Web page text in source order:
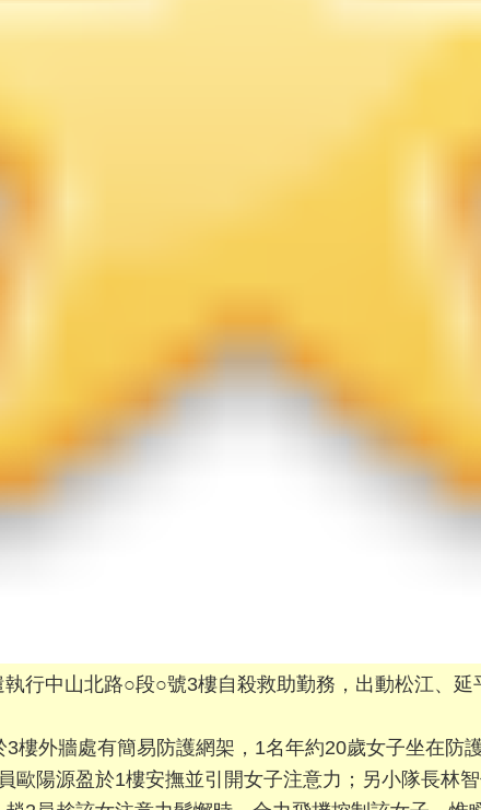
行中山北路○段○號3樓自殺救助勤務，出動松江、延
樓外牆處有簡易防護網架，1名年約20歲女子坐在防
歐陽源盈於1樓安撫並引開女子注意力；另小隊長林